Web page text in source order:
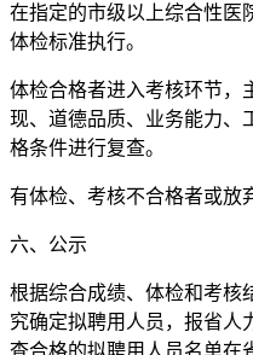
在指定的市级以上综合性医
体检标准执行。
体检合格者进入考核环节，
现、道德品质、业务能力、
格条件进行复查。
有体检、考核不合格者或放
六、公示
根据综合成绩、体检和考核
究确定拟聘用人员，报省人
查合格的拟聘用人员名单在